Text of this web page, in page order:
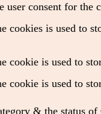
consent for the
is used to
is used to
is used to
& the status